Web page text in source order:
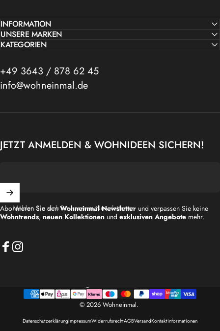
INFORMATION
UNSERE MARKEN
KATEGORIEN
+49 3643 / 878 62 45
info@wohneinmal.de
JETZT ANMELDEN & WOHNIDEEN SICHERN!
Melden Sie sich für unseren Newsletter an
Abonnieren Sie denWohneinmal Newsletter und verpassen Sie keine
Wohntrends, neuen Kollektionen und exklusiven Angebote mehr.
© 2026 Wohneinmal.
DatenschutzerklärungImpressumWiderrufsrechtAGBVersandKontaktinformationen
Land/Region